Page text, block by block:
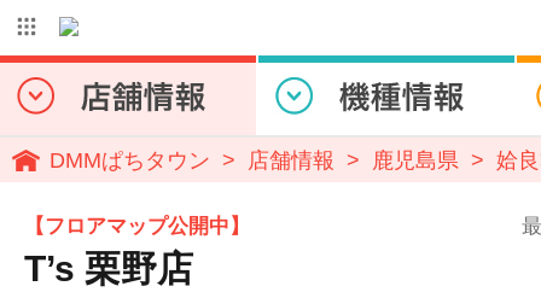
DMMぱちタウン 店舗情報 鹿児島県 姶
【フロアマップ公開中】
T’s 栗野店